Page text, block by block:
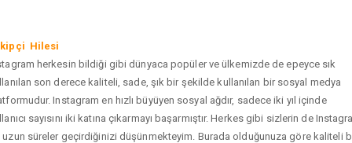
Hilesi
herkesin bildiği gibi dünyaca popüler ve ülkemizde de epeyce sık
son derece kaliteli, sade, şık bir şekilde kullanılan bir sosyal medya
Instagram en hızlı büyüyen sosyal ağdır, sadece iki yıl içinde
sayısını iki katına çıkarmayı başarmıştır. Herkes gibi sizlerin de
uzun süreler geçirdiğinizi düşünmekteyim. Burada olduğunuza göre kaliteli